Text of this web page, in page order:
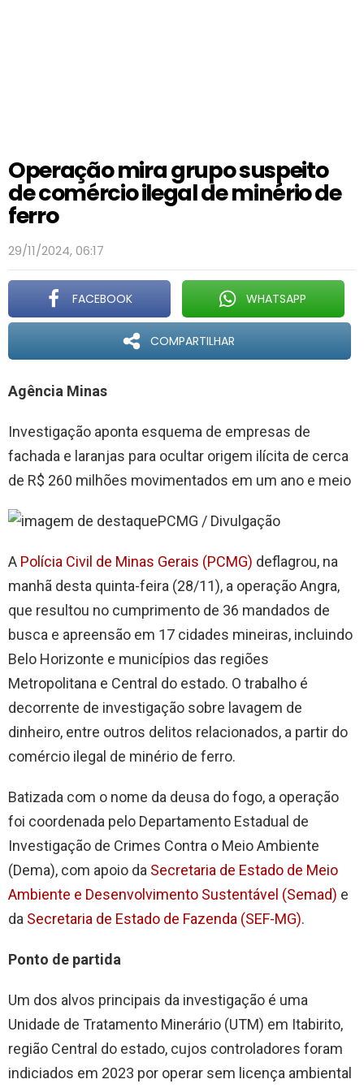
Operação mira grupo suspeito
de comércio ilegal de minério de
ferro
29/11/2024, 06:17
FACEBOOK WHATSAPP
COMPARTILHAR
Agência Minas
Investigação aponta esquema de empresas de
fachada e laranjas para ocultar origem ilícita de cerca
de R$ 260 milhões movimentados em um ano e meio
PCMG / Divulgação
A Polícia Civil de Minas Gerais (PCMG) deflagrou, na
manhã desta quinta-feira (28/11), a operação Angra,
que resultou no cumprimento de 36 mandados de
busca e apreensão em 17 cidades mineiras, incluindo
Belo Horizonte e municípios das regiões
Metropolitana e Central do estado. O trabalho é
decorrente de investigação sobre lavagem de
dinheiro, entre outros delitos relacionados, a partir do
comércio ilegal de minério de ferro.
Batizada com o nome da deusa do fogo, a operação
foi coordenada pelo Departamento Estadual de
Investigação de Crimes Contra o Meio Ambiente
(Dema), com apoio da Secretaria de Estado de Meio
Ambiente e Desenvolvimento Sustentável (Semad) e
da Secretaria de Estado de Fazenda (SEF-MG).
Ponto de partida
Um dos alvos principais da investigação é uma
Unidade de Tratamento Minerário (UTM) em Itabirito,
região Central do estado, cujos controladores foram
indiciados em 2023 por operar sem licença ambiental